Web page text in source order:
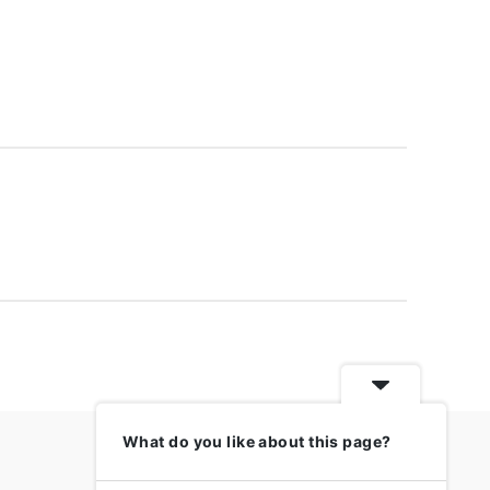
What do you like about this page?